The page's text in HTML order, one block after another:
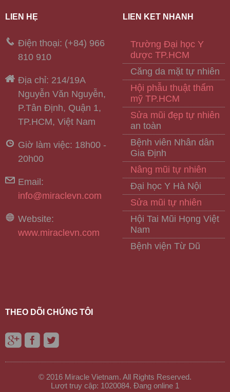
LIÊN HỆ
Điện thoại: (+84) 966
810 910
Địa chỉ: 214/19A
Nguyễn Văn Nguyễn,
P.Tân Định, Quận 1,
TP.HCM, Việt Nam
Giờ làm việc: 18h00 -
20h00
Email:
info@miraclevn.com
Website:
www.miraclevn.com
LIÊN KẾT NHANH
Trường Đại học Y
dược TP.HCM
Căng da mặt tự nhiên
Hội phẫu thuật thẩm
mỹ TP.HCM
Sửa mũi đẹp tự nhiên
an toàn
Bệnh viên Nhân dân
Gia Định
Nâng mũi tự nhiên
Đại học Y Hà Nội
Sửa mũi tự nhiên
Hội Tai Mũi Họng Việt
Nam
Bệnh viện Từ Dũ
THEO DÕI CHÚNG TÔI
© 2016 Miracle Vietnam. All Rights Reserved.
Lượt truy cập: 1020084. Đang online 1